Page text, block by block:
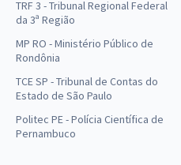
TRF 3 - Tribunal Regional Federal
da 3ª Região
MP RO - Ministério Público de
Rondônia
TCE SP - Tribunal de Contas do
Estado de São Paulo
Politec PE - Polícia Científica de
Pernambuco